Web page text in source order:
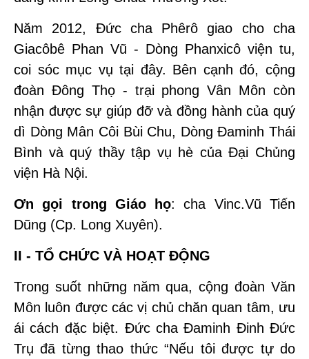
Năm 2012, Đức cha Phêrô giao cho cha
Giacôbê Phan Vũ - Dòng Phanxicô viện tu,
coi sóc mục vụ tại đây. Bên cạnh đó, cộng
đoàn Đông Thọ - trại phong Vân Môn còn
nhận được sự giúp đỡ và đồng hành của quý
dì Dòng Mân Côi Bùi Chu, Dòng Đaminh Thái
Bình và quý thầy tập vụ hè của Đại Chủng
viện Hà Nội.
Ơn gọi trong Giáo họ: cha Vinc.Vũ Tiến
Dũng (Cp. Long Xuyên).
II - TỔ CHỨC VÀ HOẠT ĐỘNG
Trong suốt những năm qua, cộng đoàn Văn
Môn luôn được các vị chủ chăn quan tâm, ưu
ái cách đặc biệt. Đức cha Đaminh Đinh Đức
Trụ đã từng thao thức “Nếu tôi được tự do